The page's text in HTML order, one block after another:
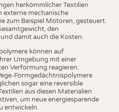
herkömmlicher Textilien
externe mechanische
zum Beispiel Motoren, gesteuert.
den
damit auch die Kosten.
können auf
Umgebung mit einer
Verformung reagieren.
Formgedächtnispolymere
sogar eine reversible
aus diesen Materialien
um neue energiesparende
entwickeln.